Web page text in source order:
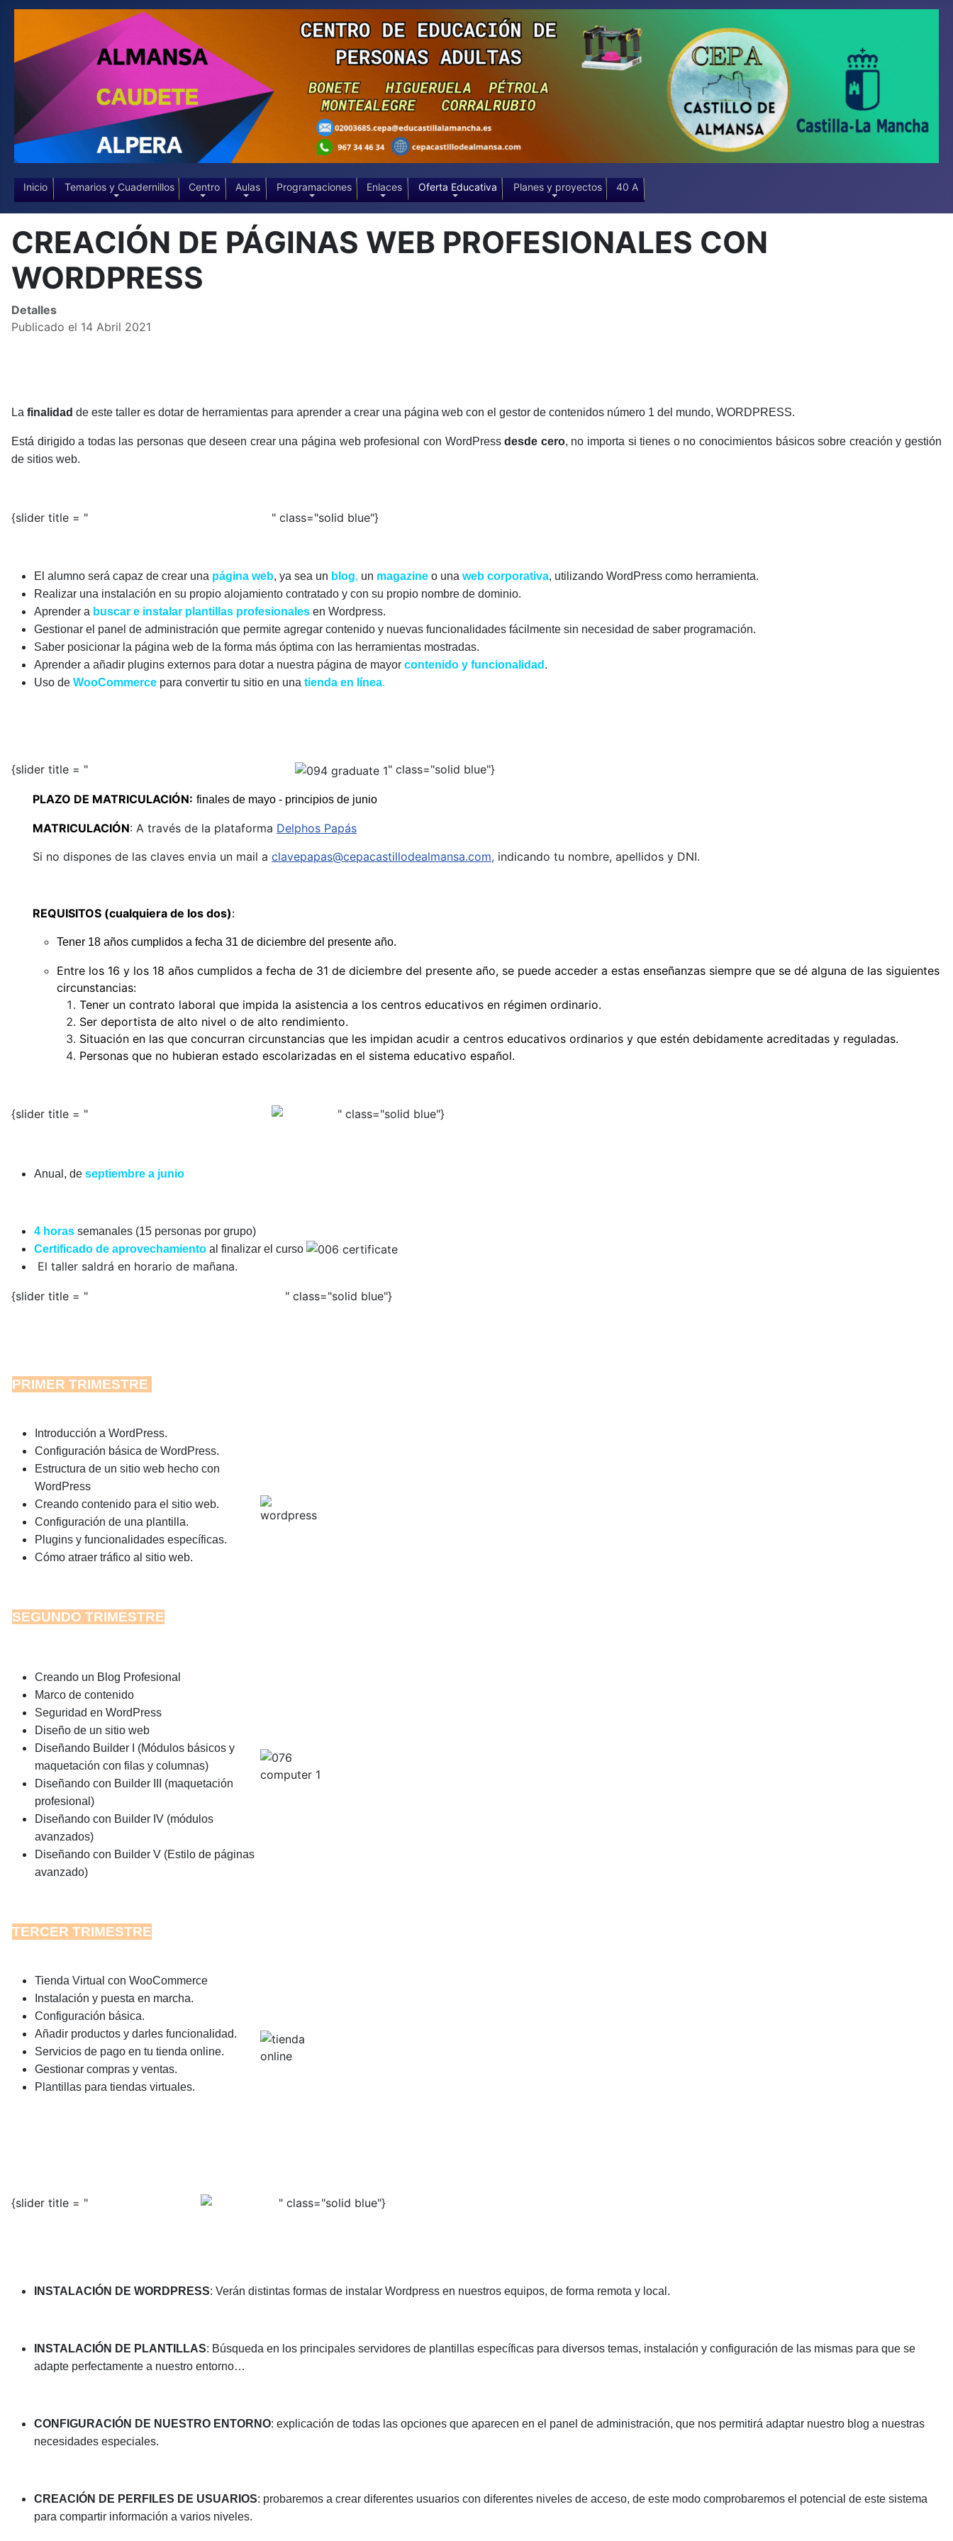
Inicio Temarios y Cuadernillos Centro Aulas Programaciones Enlaces Oferta Educativa Planes y proyectos 40 A
CREACIÓN DE PÁGINAS WEB PROFESIONALES CON
WORDPRESS
Detalles
Publicado el 14 Abril 2021
La finalidad de este taller es dotar de herramientas para aprender a crear una página web con el gestor de contenidos número 1 del mundo, WORDPRESS.
Está dirigido a todas las personas que deseen crear una página web profesional con WordPressdesde cero, no importa si tienes o no conocimientos básicos sobre creación y gestión
de sitios web.
{slider title = " " class="solid blue"}
El alumno será capaz de crear una página web, ya sea un blog, un magazine o una web corporativa, utilizando WordPress como herramienta.
Realizar una instalación en su propio alojamiento contratado y con su propio nombre de dominio.
Aprender a buscar e instalar plantillas profesionales en Wordpress.
Gestionar el panel de administración que permite agregar contenido y nuevas funcionalidades fácilmente sin necesidad de saber programación.
Saber posicionar la página web de la forma más óptima con las herramientas mostradas.
Aprender a añadir plugins externos para dotar a nuestra página de mayor contenido y funcionalidad .
Uso de WooCommerce para convertir tu sitio en una tienda en línea.
{slider title = " " class="solid blue"}
PLAZO DE MATRICULACIÓN: finales de mayo - principios de junio
MATRICULACIÓN: A través de la plataforma Delphos Papás
Si no dispones de las claves envia un mail a clavepapas@cepacastillodealmansa.com, indicando tu nombre, apellidos y DNI.
REQUISITOS (cualquiera de los dos):
Tener 18 años cumplidos a fecha 31 de diciembre del presente año.
Entre los 16 y los 18 años cumplidos a fecha de 31 de diciembre del presente año, se puede acceder a estas enseñanzas siempre que se dé alguna de las siguientes
circunstancias:
Tener un contrato laboral que impida la asistencia a los centros educativos en régimen ordinario.
Ser deportista de alto nivel o de alto rendimiento.
Situación en las que concurran circunstancias que les impidan acudir a centros educativos ordinarios y que estén debidamente acreditadas y reguladas.
Personas que no hubieran estado escolarizadas en el sistema educativo español.
{slider title = " " class="solid blue"}
Anual, de septiembre a junio
4 horas semanales (15 personas por grupo)
Certificado de aprovechamiento al finalizar el curso
El taller saldrá en horario de mañana.
{slider title = " " class="solid blue"}
PRIMER TRIMESTRE
Introducción a WordPress.
Configuración básica de WordPress.
Estructura de un sitio web hecho con
WordPress
Creando contenido para el sitio web.
Configuración de una plantilla.
Plugins y funcionalidades específicas.
Cómo atraer tráfico al sitio web.
SEGUNDO TRIMESTRE
Creando un Blog Profesional
Marco de contenido
Seguridad en WordPress
Diseño de un sitio web
Diseñando Builder I (Módulos básicos y
maquetación con filas y columnas)
Diseñando con Builder III (maquetación
profesional)
Diseñando con Builder IV (módulos
avanzados)
Diseñando con Builder V (Estilo de páginas
avanzado)
TERCER TRIMESTRE
Tienda Virtual con WooCommerce
Instalación y puesta en marcha.
Configuración básica.
Añadir productos y darles funcionalidad.
Servicios de pago en tu tienda online.
Gestionar compras y ventas.
Plantillas para tiendas virtuales.
{slider title = " " class="solid blue"}
INSTALACIÓN DE WORDPRESS: Verán distintas formas de instalar Wordpress en nuestros equipos, de forma remota y local.
INSTALACIÓN DE PLANTILLAS: Búsqueda en los principales servidores de plantillas específicas para diversos temas, instalación y configuración de las mismas para que se
adapte perfectamente a nuestro entorno…
CONFIGURACIÓN DE NUESTRO ENTORNO: explicación de todas las opciones que aparecen en el panel de administración, que nos permitirá adaptar nuestro blog a nuestras
necesidades especiales.
CREACIÓN DE PERFILES DE USUARIOS: probaremos a crear diferentes usuarios con diferentes niveles de acceso, de este modo comprobaremos el potencial de este sistema
para compartir información a varios niveles.